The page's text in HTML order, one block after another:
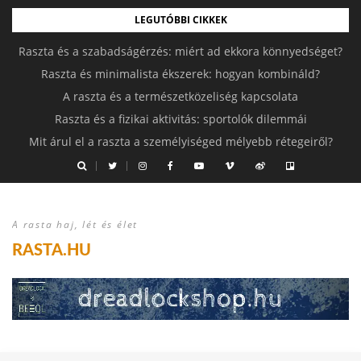
LEGUTÓBBI CIKKEK
Raszta és a szabadságérzés: miért ad ekkora könnyedséget?
Raszta és minimalista ékszerek: hogyan kombináld?
A raszta és a természetközeliség kapcsolata
Raszta és a fizikai aktivitás: sportolók dilemmái
Mit árul el a raszta a személyiséged mélyebb rétegeiről?
A rasta haj, lét és élet
RASTA.HU